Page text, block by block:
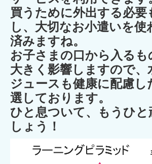
買うために外出する必要
し、大切なお小遣いを使
済みますね。
お子さまの口から入るも
大きく影響しますので、
ジュースも健康に配慮し
選しております。
ひと息ついて、もうひと
しょう！